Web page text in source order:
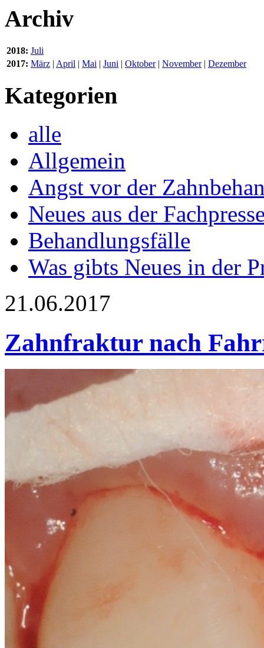
Archiv
2018: Juli
2017: März | April | Mai | Juni | Oktober| November| Dezember
Kategorien
alle
Allgemein
Angst vor der
Neues aus der
Behandlungsfälle
Was gibts Neues in der
21.06.2017
Zahnfraktur nach